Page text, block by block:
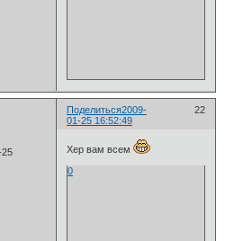
Поделиться 22
2009-
01-25 16:52:49
25
Хер вам всем
0